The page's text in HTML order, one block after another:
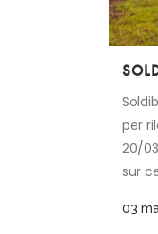
per
20/
sur
03